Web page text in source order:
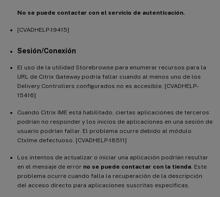
No se puede contactar con el servicio de autenticación.
[CVADHELP-19415]
Sesión/Conexión
El uso de la utilidad Storebrowse para enumerar recursos para la
URL de Citrix Gateway podría fallar cuando al menos uno de los
Delivery Controllers configurados no es accesible. [CVADHELP-
15416]
Cuando Citrix IME está habilitado, ciertas aplicaciones de terceros
podrían no responder y los inicios de aplicaciones en una sesión de
usuario podrían fallar. El problema ocurre debido al módulo
CtxIme defectuoso. [CVADHELP-18511]
Los intentos de actualizar o iniciar una aplicación podrían resultar
en el mensaje de error no se puede contactar con la tienda . Este
problema ocurre cuando falla la recuperación de la descripción
del acceso directo para aplicaciones suscritas específicas.